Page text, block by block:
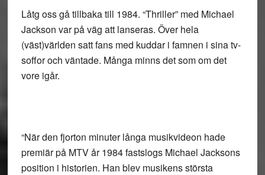
Låtg oss gå tillbaka till 1984. “Thriller” med Michael
Jackson var på väg att lanseras. Över hela
(väst)världen satt fans med kuddar i famnen i sina tv-
soffor och väntade. Många minns det som om det
vore igår.
“När den fjorton minuter långa musikvideon hade
premiär på MTV år 1984 fastslogs Michael Jacksons
position i historien. Han blev musikens största